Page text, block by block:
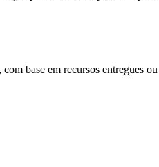
base em recursos entregues